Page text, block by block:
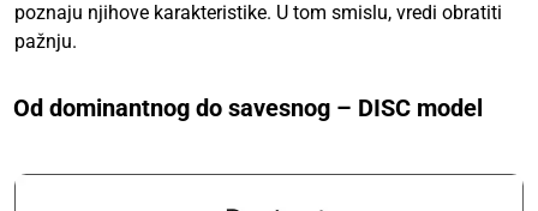
poznaju njihove karakteristike. U tom smislu, vredi obratiti
pažnju.
Od dominantnog do savesnog – DISC model